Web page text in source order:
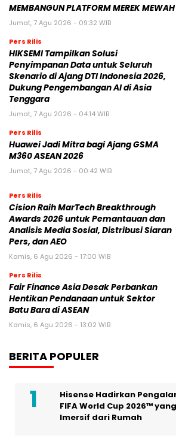
MEMBANGUN PLATFORM MEREK
Jumat, 7 Agu 2026 - 09:32 WIB
Pers Rilis
HIKSEMI Tampilkan Solusi
Penyimpanan Data untuk Seluruh
Skenario di Ajang DTI Indonesia 2026,
Dukung Pengembangan AI di Asia
Tenggara
Jumat, 7 Agu 2026 - 04:14 WIB
Pers Rilis
Huawei Jadi Mitra bagi Ajang GSMA
M360 ASEAN 2026
Jumat, 7 Agu 2026 - 00:42 WIB
Pers Rilis
Cision Raih MarTech Breakthrough
Awards 2026 untuk Pemantauan dan
Analisis Media Sosial, Distribusi Siaran
Pers, dan AEO
Kamis, 6 Agu 2026 - 17:00 WIB
Pers Rilis
Fair Finance Asia Desak Perbankan
Hentikan Pendanaan untuk Sektor
Batu Bara di ASEAN
Kamis, 6 Agu 2026 - 13:02 WIB
BERITA POPULER
Hisense Hadirkan
FIFA World Cup 2026™
Imersif dari Rumah